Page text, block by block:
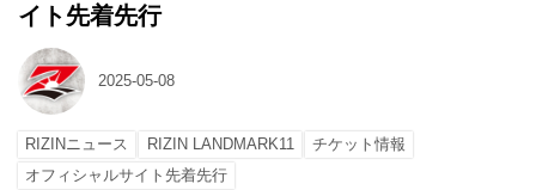
イト先着先行
2025-05-08
RIZINニュース RIZIN LANDMARK11
チケット情報
オフィシャルサイト先着先行